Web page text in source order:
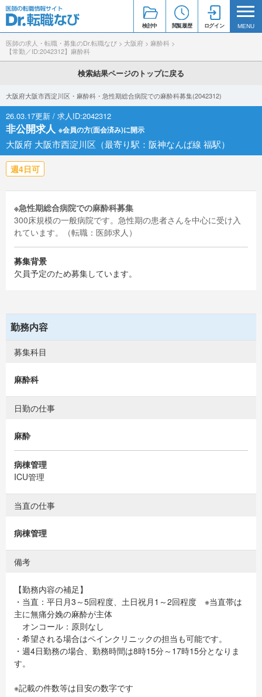
検討中 閲覧履歴 ログイン MENU
医師の求人・転職・募集のDr.転職なび > 大阪府 > 麻酔科 >
【常勤／ID:2042312】麻酔科
検索結果ページのトップに戻る
大阪府大阪市西淀川区・麻酔科・急性期総合病院での麻酔科募集(2042312)
26.03.17更新 / 求人ID:2042312
非公開求人 ※会員の方(面会済み)に開示
大阪府 大阪市西淀川区（最寄り駅：阪神なんば線 福駅）
週4日可
※急性期総合病院での麻酔科募集
300床規模の一般病院です。急性期の患者さんを中心に受け入
れています。（転職：医師求人）
募集背景
欠員予定のため募集しています。
勤務内容
募集科目
麻酔科
日勤の仕事
麻酔
病棟管理
ICU管理
当直の仕事
病棟管理
備考
【勤務内容の補足】
・当直：平日月3～5回程度、土日祝月1～2回程度 ※当直帯は
主に無痛分娩の麻酔が主体
オンコール：原則なし
・希望される場合はペインクリニックの担当も可能です。
・週4日勤務の場合、勤務時間は8時15分～17時15分となりま
す。
※記載の件数等は目安の数字です